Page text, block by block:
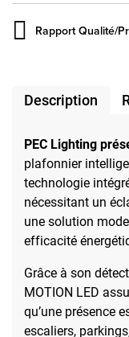
Rapport Qualité/
Description
PEC Lighting
plafonnier
technologie
nécessitant un
une solution
efficacité
Grâce à son
MOTION LED
qu’une présence
escaliers,